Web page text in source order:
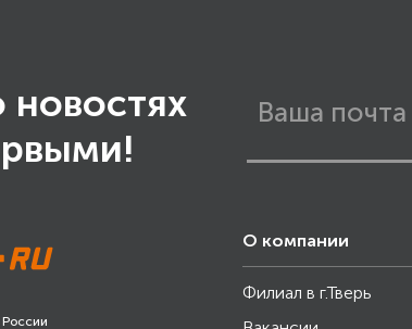
новостях
О компании
Филиал в г.Тверь